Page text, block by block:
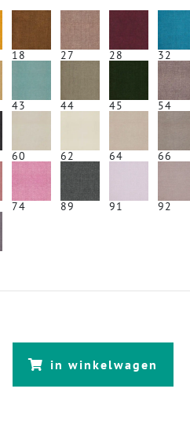
18 27 28 32
43 44 45 54
60 62 64 66
74 89 91 92
in winkelwagen